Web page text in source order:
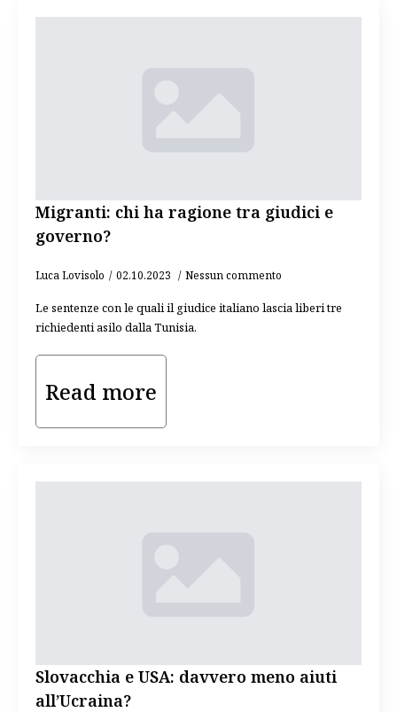
Migranti: chi ha ragione tra giudici e
governo?
Luca Lovisolo 02.10.2023 Nessun commento
Le sentenze con le quali il giudice italiano lascia liberi tre
richiedenti asilo dalla Tunisia.
Read more
Slovacchia e USA: davvero meno aiuti
all’Ucraina?